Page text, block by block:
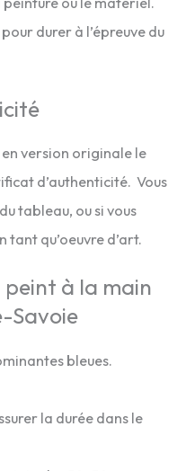
durer à l’épreuve du
version originale le
d’authenticité. Vous
tableau, ou si vous
qu’oeuvre d’art.
à la main
Savoie
bleues.
la durée dans le